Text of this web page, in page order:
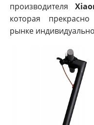
производителя
которая
рынке